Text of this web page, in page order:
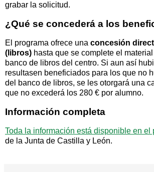
grabar la solicitud.
¿Qué se concederá a los
El programa ofrece una concesión
(libros) hasta que se complete el
banco de libros del centro. Si aun así
resultasen beneficiados para los que no
del banco de libros, se les otorgará una
que no excederá los 280 € por alumno.
Información completa
Toda la información está disponible en el
de la Junta de Castilla y León.